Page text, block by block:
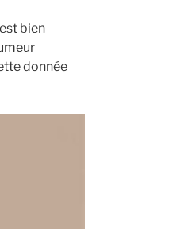
bien
donnée